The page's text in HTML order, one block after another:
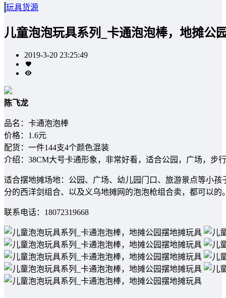
玩具货源
儿童泡泡玩具系列_卡通泡泡棒，地摊公
2019-3-20 23:25:49
陈飞龙
品名：卡通泡泡棒
价格：1.6元
配货：一件144支4个颜色混装
介绍：38CM大号卡通形象，非常好看，适合公园，广场，步
适合摆地摊场地：公园、广场、幼儿园门口、旅游景点等小
分的西洋剑组合、以及义乌地摊网的泡泡枪组合卖，都可以的
联系电话：18072319668